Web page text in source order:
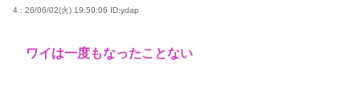
4 : 26/06/02(火) 19:50:06 ID:ydap
ワイは一度もなったことない